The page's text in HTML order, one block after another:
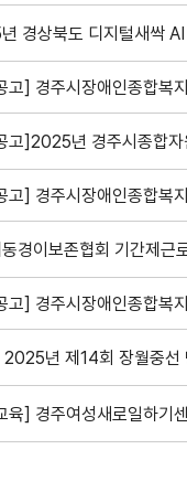
년 경상북도 디지털새싹 AI
경이보존협회 기간제근
2025년 제14회 장월중선